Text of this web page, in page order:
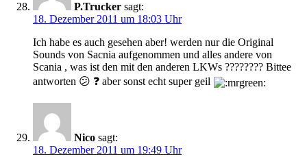
P.Trucker sagt:
18. Dezember 2011 um 18:03 Uhr
Ich habe es auch gesehen aber! werden nur die Original
Sounds von Sacnia aufgenommen und alles andere von
Scania , was ist den mit den anderen LKWs ???????? Bittee
antworten 😕 ❓ aber sonst echt super geil
Nico sagt:
18. Dezember 2011 um 19:49 Uhr